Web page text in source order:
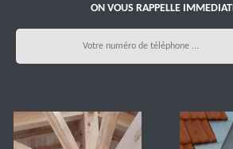
ON VOUS RAPPELLE